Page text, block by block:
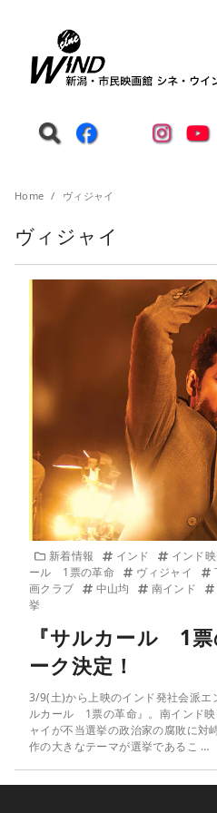
Home ヴィジャイ
ヴィジャイ
新着情報 インド インド
ール 1票の革命
ヴィジャイ
画クラブ
中山均 南インド
挙
『サルカール 1票
ーク決定！
3/9(土)から上映のインド発社会派
ルカール 1票の革命』。南インド
ャイが不当選挙の政治家の腐敗に対
作の大きなテーマが選挙であるこ …